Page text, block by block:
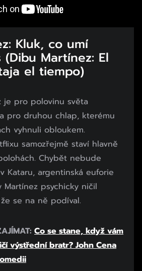
Kluk, co umí
Martínez: El
el tiempo)
je pro polovinu světa
pro druhou chlap, kterému
vyhnuli obloukem.
samozřejmě staví hlavně
Chybět nebude
Kataru, argentinská euforie
Martínez psychicky ničil
se na ně podíval.
Co se stane, když vám
výstřední bratr? John Cena